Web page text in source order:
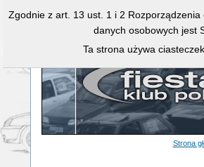
Strona
Zgodnie z art. 13 ust. 1 i 2
danych osobowych jest
Ta strona używa